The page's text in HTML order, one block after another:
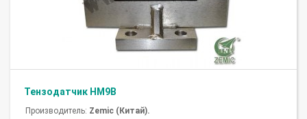
Тензодатчик HM9B
Производитель: Zemic (Китай).